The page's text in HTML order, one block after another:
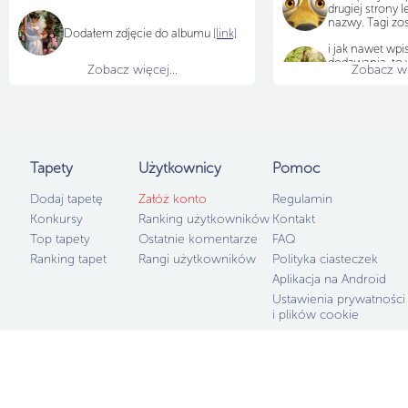
Dodałem zdjęcie do albumu [link]
Zobacz więcej...
drugiej strony
nazwy. Tagi
i jak nawet
dodawania, to
ogóle ich nie
Zobacz
Tapety
Dodaj tapetę
Konkursy
Top tapety
Ranking tapet
Użytkownicy
Załóż konto
Ranking użytkowników
Ostatnie komentarze
Rangi użytkowników
Pomoc
Regulamin
Kontakt
FAQ
Polityka ciasteczek
Aplikacja na Android
Ustawienia prywatności
i plików cookie